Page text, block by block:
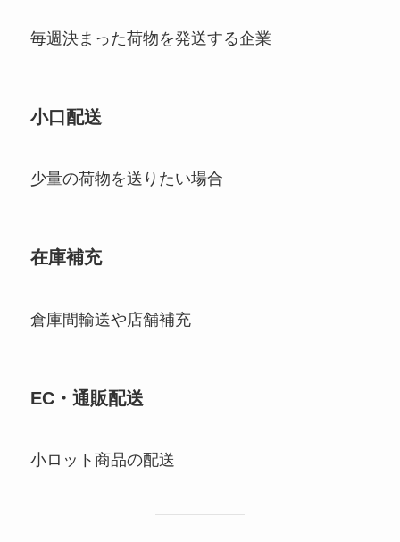
毎週決まった荷物を発送する企業
小口配送
少量の荷物を送りたい場合
在庫補充
倉庫間輸送や店舗補充
EC・通販配送
小ロット商品の配送